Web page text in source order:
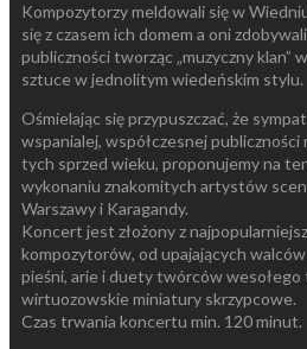
Kompozytorzy meldowali się w
się z czasem ich domem a oni
publiczności tworząc „muzyczny klan”
sztuce w jednolitym wiedeńskim stylu.
Ośmielając się przypuszczać, że
wspanialej, współczesnej publiczności
tych sprzed wieku, proponujemy na
wykonaniu znakomitych artystów
Warszawy i Karagandy.
Koncert jest złożony z
kompozytorów, od upajających
pieśni, arie i duety twórców
wirtuozowskie miniatury skrzypcowe.
Czas trwania koncertu min. 120 minut.